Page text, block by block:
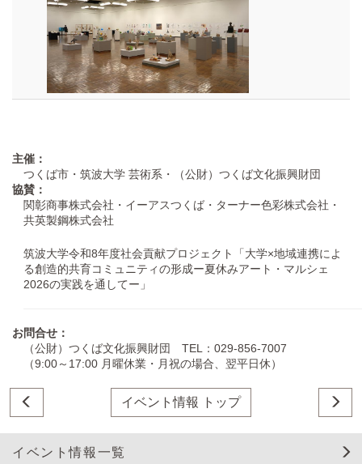
主催：
つくば市・筑波大学 芸術系・（公財）つくば文化振興財団
協賛：
関彰商事株式会社・イーアスつくば・ターナー色彩株式会社・
共英製鋼株式会社
筑波大学令和8年度社会貢献プロジェクト「大学×地域連携によ
る創造的共育コミュニティの形成ー夏休みアート・マルシェ
2026の実践を通してー」
お問合せ：
（公財）つくば文化振興財団 TEL：029-856-7007
（9:00～17:00 月曜休業・月祝の場合、翌平日休）
イベント情報 トップ
イベント情報一覧